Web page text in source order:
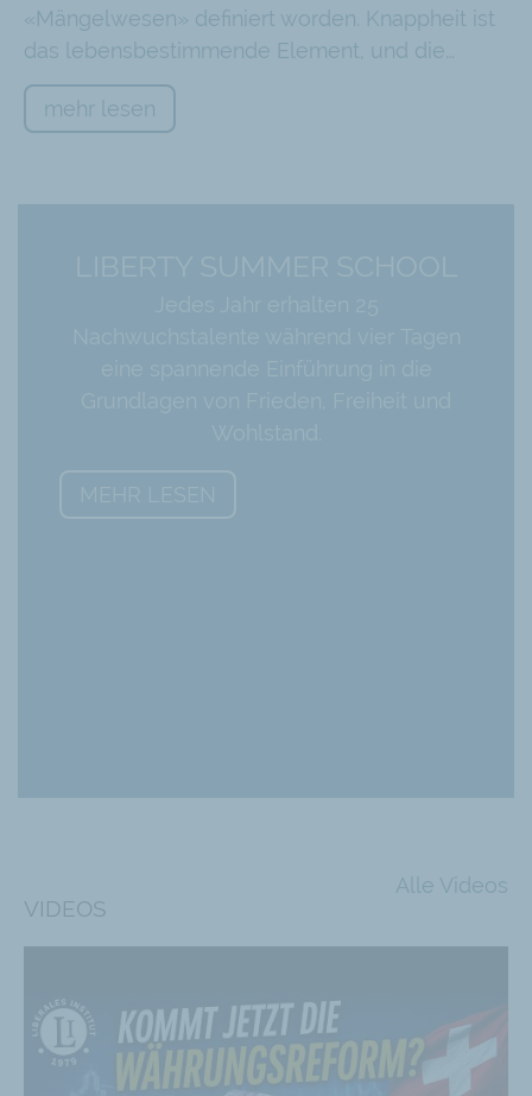
«Mängelwesen» definiert worden. Knappheit ist
das lebensbestimmende Element, und die…
mehr lesen
VIDEOS
Alle Videos